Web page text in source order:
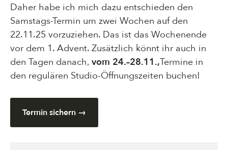
Daher habe ich mich dazu entschieden den
Samstags-Termin um zwei Wochen auf den
22.11.25 vorzuziehen. Das ist das Wochenende
vor dem 1. Advent. Zusätzlich könnt ihr auch in
den Tagen danach, vom 24.–28.11.,Termine in
den regulären Studio-Öffnungszeiten buchen!
Termin sichern →